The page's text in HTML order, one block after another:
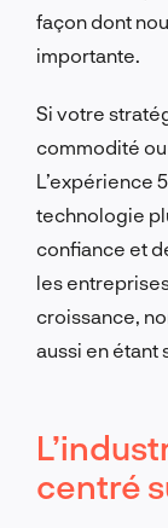
façon dont
importante.
Si votre
commodité ou
L’expérience
technologie
confiance et
les
croissance,
aussi en étant
centré